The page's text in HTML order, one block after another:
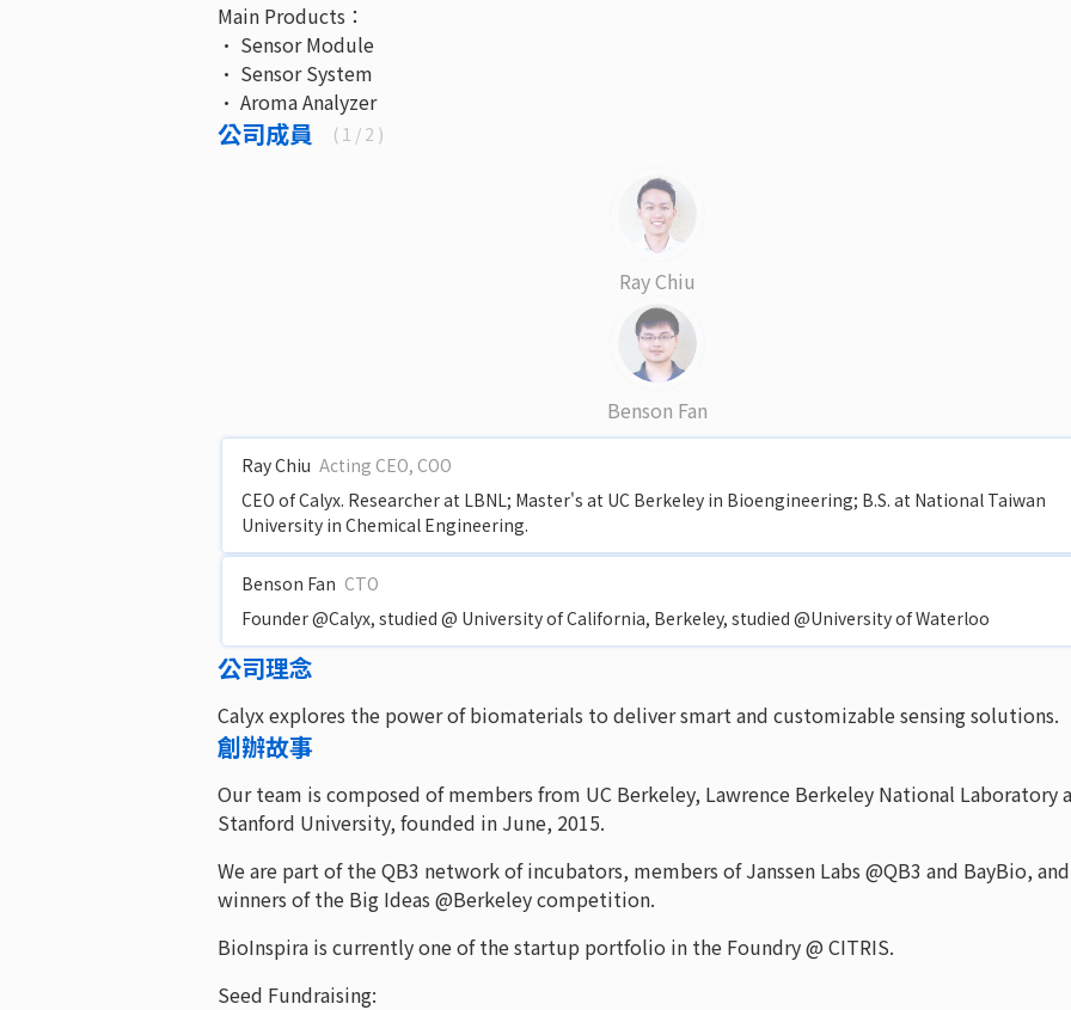
Main Products：
• Sensor Module
• Sensor System
• Aroma Analyzer
公司成員 ( 1 / 2 )
Ray Chiu
Benson Fan
Ray Chiu Acting CEO, COO
CEO of Calyx. Researcher at LBNL; Master's at UC Berkeley in Bioengineering; B.S. at National Taiwan
University in Chemical Engineering.
Benson Fan CTO
Founder @Calyx, studied @ University of California, Berkeley, studied @University of Waterloo
公司理念
Calyx explores the power of biomaterials to deliver smart and customizable sensing solutions.
創辦故事
Our team is composed of members from UC Berkeley, Lawrence Berkeley National Laboratory
Stanford University, founded in June, 2015.
We are part of the QB3 network of incubators, members of Janssen Labs @QB3 and BayBio, and
winners of the Big Ideas @Berkeley competition.
BioInspira is currently one of the startup portfolio in the Foundry @ CITRIS.
Seed Fundraising: